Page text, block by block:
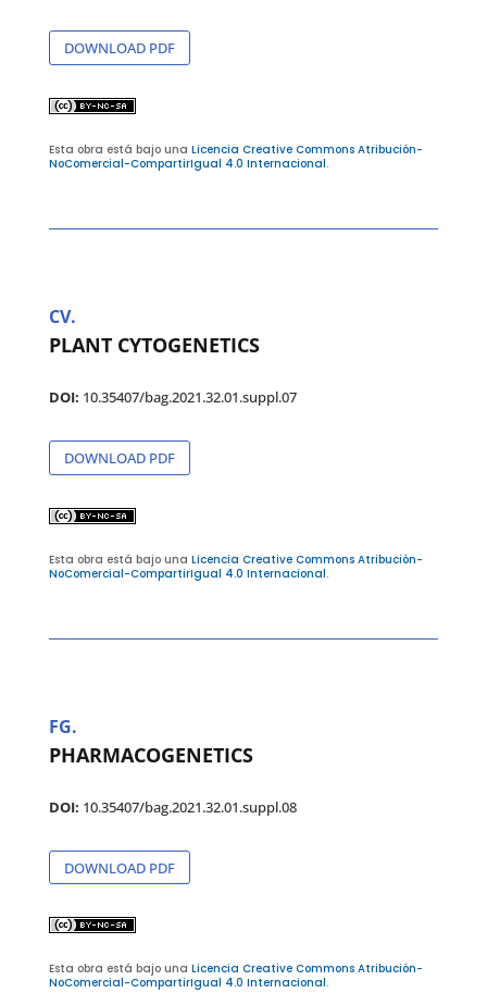
DOWNLOAD PDF
Esta obra está bajo una Licencia Creative Commons Atribución-
NoComercial-CompartirIgual 4.0 Internacional.
CV.
PLANT CYTOGENETICS
DOI: 10.35407/bag.2021.32.01.suppl.07
DOWNLOAD PDF
Esta obra está bajo una Licencia Creative Commons Atribución-
NoComercial-CompartirIgual 4.0 Internacional.
FG.
PHARMACOGENETICS
DOI: 10.35407/bag.2021.32.01.suppl.08
DOWNLOAD PDF
Esta obra está bajo una Licencia Creative Commons Atribución-
NoComercial-CompartirIgual 4.0 Internacional.